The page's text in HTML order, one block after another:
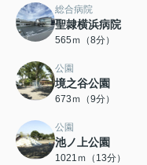
総合病院
聖隷横浜病院
565ｍ（8分）
公園
境之谷公園
673ｍ（9分）
公園
池ノ上公園
1021ｍ（13分）